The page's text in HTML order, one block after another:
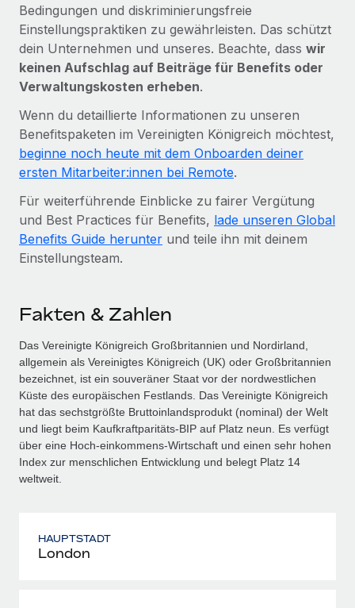
Bedingungen und diskriminierungsfreie
Einstellungspraktiken zu gewährleisten. Das schützt
dein Unternehmen und unseres. Beachte, dass wir
keinen Aufschlag auf Beiträge für Benefits oder
Verwaltungskosten erheben.
Wenn du detaillierte Informationen zu unseren
Benefitspaketen im Vereinigten Königreich möchtest,
beginne noch heute mit dem Onboarden deiner
ersten Mitarbeiter:innen bei Remote.
Für weiterführende Einblicke zu fairer Vergütung
und Best Practices für Benefits, lade unseren Global
Benefits Guide herunter und teile ihn mit deinem
Einstellungs­team.
Fakten & Zahlen
Das Vereinigte Königreich Großbritannien und Nordirland,
allgemein als Vereinigtes Königreich (UK) oder Großbritannien
bezeichnet, ist ein souveräner Staat vor der nordwestlichen
Küste des europäischen Festlands. Das Vereinigte Königreich
hat das sechstgrößte Bruttoinlandsprodukt (nominal) der Welt
und liegt beim Kaufkraftparitäts‑BIP auf Platz neun. Es verfügt
über eine Hoch‑einkommens‑Wirtschaft und einen sehr hohen
Index zur menschlichen Entwicklung und belegt Platz 14
weltweit.
HAUPTSTADT
London